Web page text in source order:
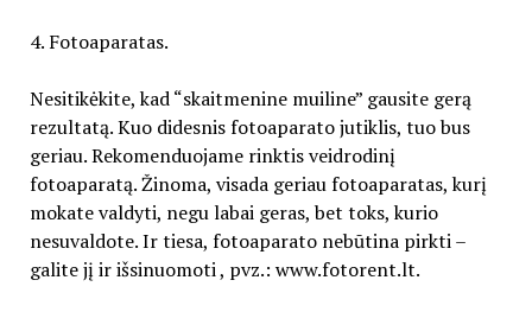
4. Fotoaparatas.
Nesitikėkite, kad “skaitmenine muiline” gausite gerą
rezultatą. Kuo didesnis fotoaparato jutiklis, tuo bus
geriau. Rekomenduojame rinktis veidrodinį
fotoaparatą. Žinoma, visada geriau fotoaparatas, kurį
mokate valdyti, negu labai geras, bet toks, kurio
nesuvaldote. Ir tiesa, fotoaparato nebūtina pirkti –
galite jį ir išsinuomoti , pvz.: www.fotorent.lt.